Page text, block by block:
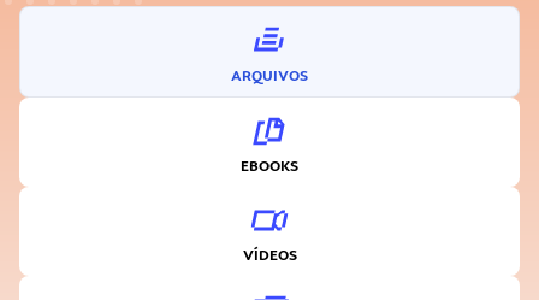
ARQUIVOS
EBOOKS
VÍDEOS